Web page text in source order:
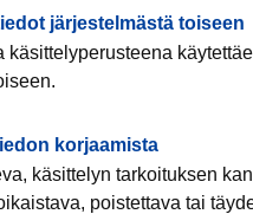
järjestelmästä toiseen
käsittelyperusteena
korjaamista
käsittelyn tarkoituksen
poistettava tai